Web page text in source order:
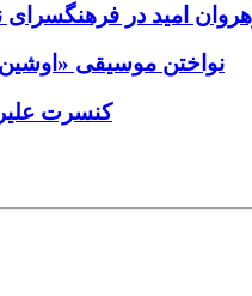
امید در
نواختن موسیقی
کنسرت